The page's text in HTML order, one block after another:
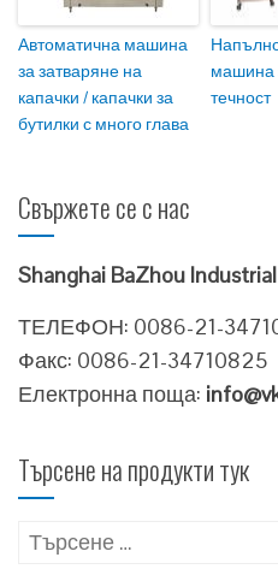
Автоматична машина
за затваряне на
капачки / капачки за
бутилки с много глава
машина
течност
Свържете се с нас
Shanghai BaZhou
ТЕЛЕФОН: 0086-21-
Факс: 0086-21-34710825
Електронна поща:
Търсене на продукти тук
Търсене